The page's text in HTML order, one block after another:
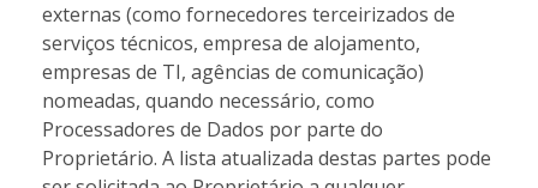
externas (como fornecedores terceirizados de
serviços técnicos, empresa de alojamento,
empresas de TI, agências de comunicação)
nomeadas, quando necessário, como
Processadores de Dados por parte do
Proprietário. A lista atualizada destas partes pode